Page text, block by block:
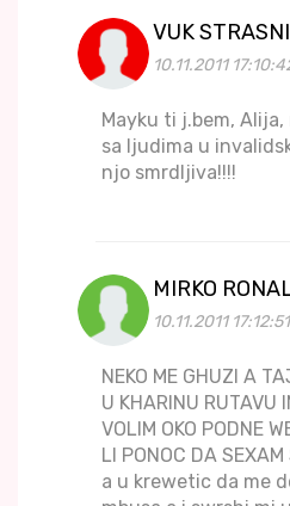
VUK STRASNI
10.11.2011
Mayku ti j.bem,
sa ljudima u
njo smrdljiva!!!!
MIRKO
10.11.2011 17:12:51
NEKO ME GHUZI A
U KHARINU RUTAVU
VOLIM OKO PODNE
LI PONOC DA
a u krewetic da me